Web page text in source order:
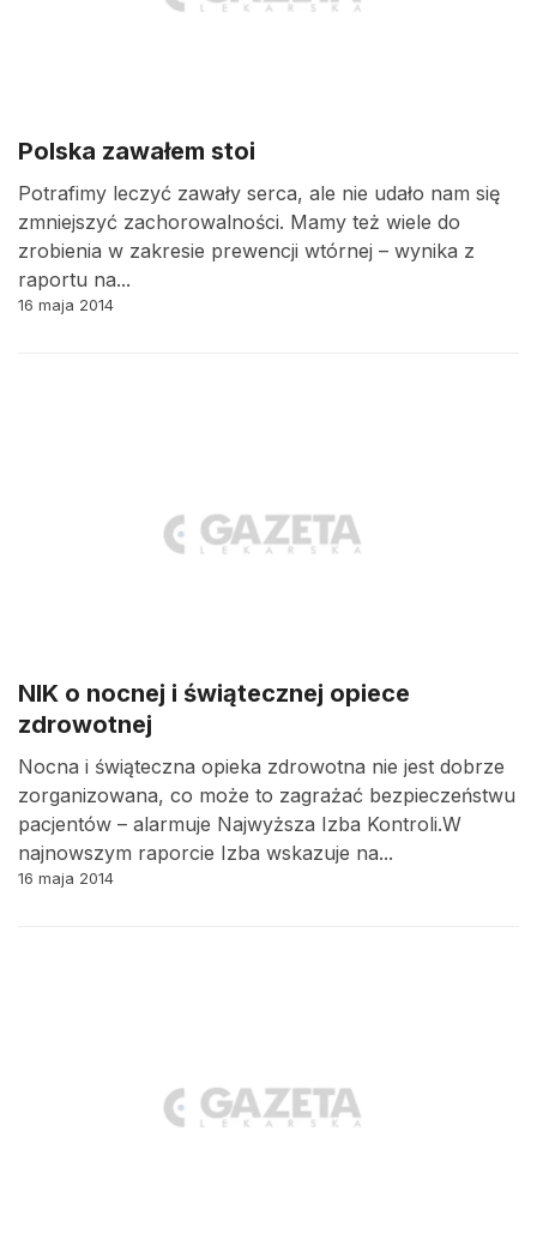
Polska zawałem stoi
Potrafimy leczyć zawały serca, ale nie udało nam się
zmniejszyć zachorowalności. Mamy też wiele do
zrobienia w zakresie prewencji wtórnej – wynika z
raportu na...
16 maja 2014
NIK o nocnej i świątecznej opiece
zdrowotnej
Nocna i świąteczna opieka zdrowotna nie jest dobrze
zorganizowana, co może to zagrażać bezpieczeństwu
pacjentów – alarmuje Najwyższa Izba Kontroli.W
najnowszym raporcie Izba wskazuje na...
16 maja 2014